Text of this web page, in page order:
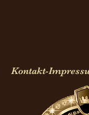
Kontakt-